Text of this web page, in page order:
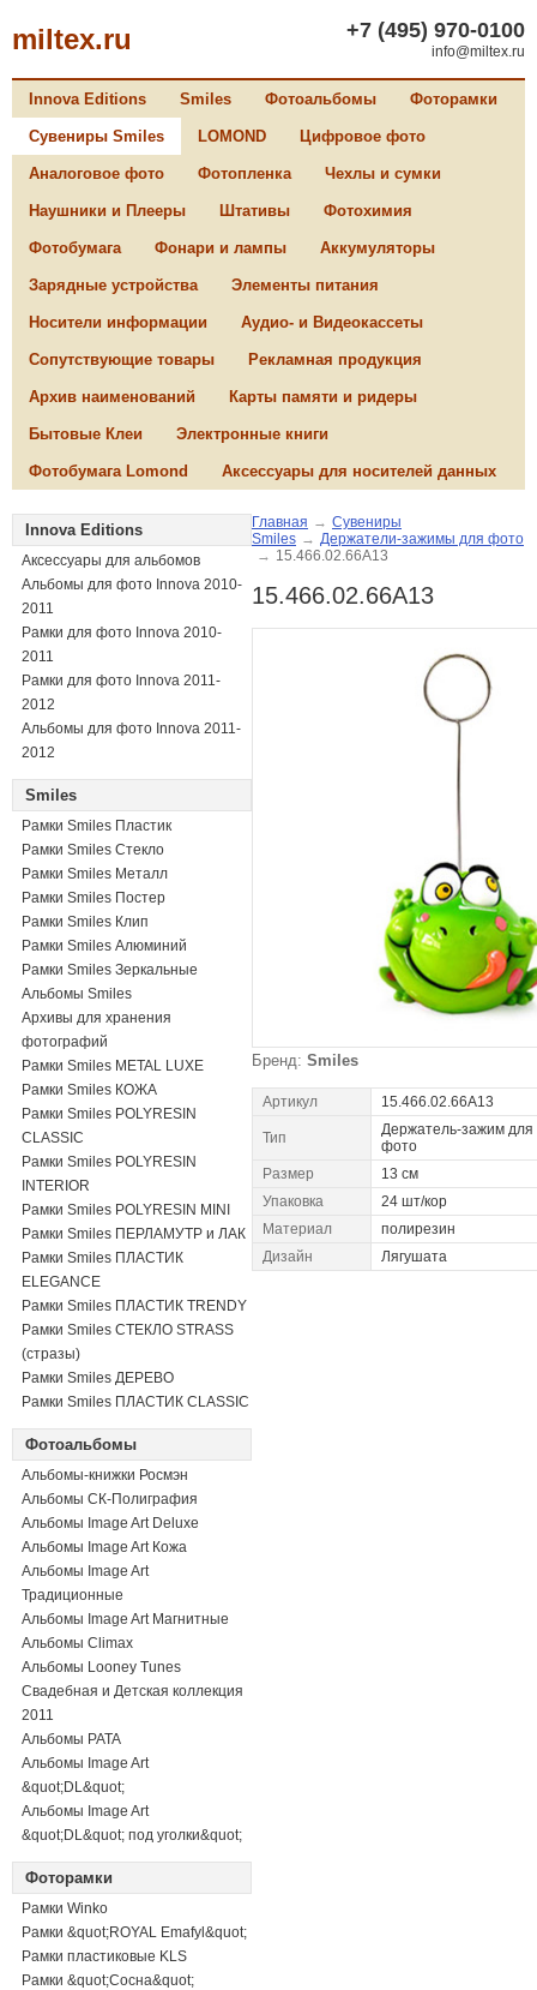
miltex.ru +7 (495) 970-0100
info@miltex.ru
Innova Editions Smiles Фотоальбомы Фоторамки
Сувениры Smiles LOMOND Цифровое фото
Аналоговое фото Фотопленка Чехлы и сумки
Наушники и Плееры Штативы Фотохимия
Фотобумага Фонари и лампы Аккумуляторы
Зарядные устройства Элементы питания
Носители информации Аудио- и Видеокассеты
Сопутствующие товары Рекламная продукция
Архив наименований Карты памяти и ридеры
Бытовые Клеи Электронные книги
Фотобумага Lomond Аксессуары для носителей данных
Innova Editions
Аксессуары для альбомов
Альбомы для фото Innova 2010-
2011
Рамки для фото Innova 2010-
2011
Рамки для фото Innova 2011-
2012
Альбомы для фото Innova 2011-
2012
Smiles
Рамки Smiles Пластик
Рамки Smiles Стекло
Рамки Smiles Металл
Рамки Smiles Постер
Рамки Smiles Клип
Рамки Smiles Алюминий
Рамки Smiles Зеркальные
Альбомы Smiles
Архивы для хранения
фотографий
Рамки Smiles METAL LUXE
Рамки Smiles КОЖА
Рамки Smiles POLYRESIN
CLASSIC
Рамки Smiles POLYRESIN
INTERIOR
Рамки Smiles POLYRESIN MINI
Рамки Smiles ПЕРЛАМУТР и ЛАК
Рамки Smiles ПЛАСТИК
ELEGANCE
Рамки Smiles ПЛАСТИК TRENDY
Рамки Smiles СТЕКЛО STRASS
(стразы)
Рамки Smiles ДЕРЕВО
Рамки Smiles ПЛАСТИК CLASSIC
Фотоальбомы
Альбомы-книжки Росмэн
Альбомы СК-Полиграфия
Альбомы Image Art Deluxe
Альбомы Image Art Кожа
Альбомы Image Art
Традиционные
Альбомы Image Art Магнитные
Альбомы Climax
Альбомы Looney Tunes
Свадебная и Детская коллекция
2011
Альбомы PATA
Альбомы Image Art
&quot;DL&quot;
Альбомы Image Art
&quot;DL&quot; под уголки&quot;
Фоторамки
Рамки Winko
Рамки &quot;ROYAL Emafyl&quot;
Рамки пластиковые KLS
Рамки &quot;Сосна&quot;
Главная → Сувениры
Smiles → Держатели-зажимы для фото
→ 15.466.02.66A13
15.466.02.66A13
Бренд: Smiles
Артикул 15.466.02.66A13
Тип
Держатель-зажим для
фото
Размер
13 см
Упаковка
24 шт/кор
Материал
полирезин
Дизайн
Лягушата